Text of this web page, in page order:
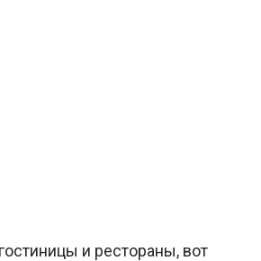
и рестораны, вот